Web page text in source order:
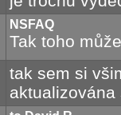
NSFAQ
Tak toho
tak sem si
aktualizována